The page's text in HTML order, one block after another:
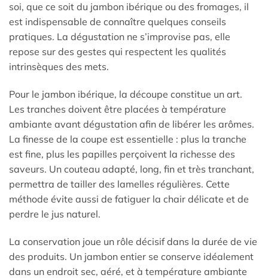
soi, que ce soit du jambon ibérique ou des fromages, il
est indispensable de connaître quelques conseils
pratiques. La dégustation ne s’improvise pas, elle
repose sur des gestes qui respectent les qualités
intrinsèques des mets.
Pour le jambon ibérique, la découpe constitue un art.
Les tranches doivent être placées à température
ambiante avant dégustation afin de libérer les arômes.
La finesse de la coupe est essentielle : plus la tranche
est fine, plus les papilles perçoivent la richesse des
saveurs. Un couteau adapté, long, fin et très tranchant,
permettra de tailler des lamelles régulières. Cette
méthode évite aussi de fatiguer la chair délicate et de
perdre le jus naturel.
La conservation joue un rôle décisif dans la durée de vie
des produits. Un jambon entier se conserve idéalement
dans un endroit sec, aéré, et à température ambiante